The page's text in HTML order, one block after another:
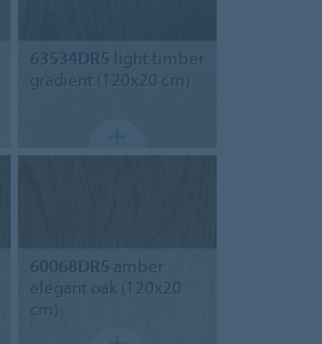
63534DR5 light timber
gradient (120x20 cm)
60068DR5 amber
elegant oak (120x20
cm)